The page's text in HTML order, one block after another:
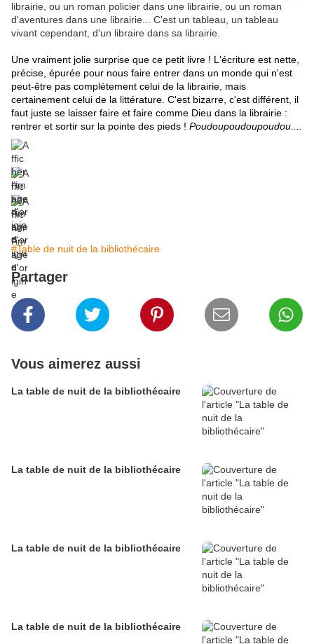
librairie, ou un roman policier dans une librairie, ou un roman
d'aventures dans une librairie... C'est un tableau, un tableau
vivant cependant, d'un libraire dans sa librairie.
Une vraiment jolie surprise que ce petit livre ! L'écriture est nette,
précise, épurée pour nous faire entrer dans un monde qui n'est
peut-être pas complètement celui de la librairie, mais
certainement celui de la littérature. C'est bizarre, c'est différent, il
faut juste se laisser faire et faire comme Dieu dans la librairie :
rentrer et sortir sur la pointe des pieds ! Poudoupoudoupoudou....
#Table de nuit de la bibliothécaire
Partager
Vous aimerez aussi
La table de nuit de la bibliothécaire
La table de nuit de la bibliothécaire
La table de nuit de la bibliothécaire
La table de nuit de la bibliothécaire